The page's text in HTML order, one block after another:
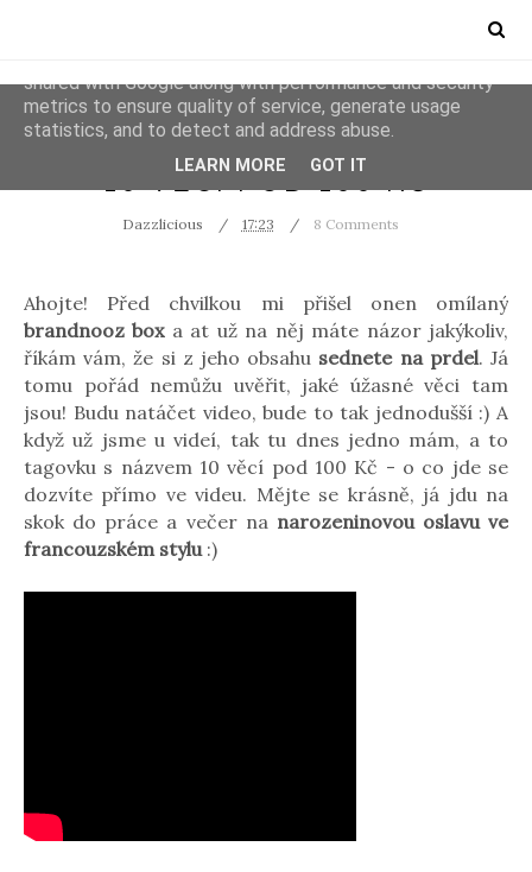
VIDEOS
10 VĚCÍ POD 100 KČ
Dazzlicious 17:23 8 Comments
Ahojte! Před chvilkou mi přišel onen omílaný
brandnooz boxa at už na něj máte názor jakýkoliv,
říkám vám, že si z jeho obsahu sednete na prdel. Já
tomu pořád nemůžu uvěřit, jaké úžasné věci tam
jsou! Budu natáčet video, bude to tak jednodušší :) A
když už jsme u videí, tak tu dnes jedno mám, a to
tagovku s názvem 10 věcí pod 100 Kč - o co jde se
dozvíte přímo ve videu. Mějte se krásně, já jdu na
skok do práce a večer na narozeninovou oslavu ve
francouzském stylu:)
This site uses cookies from Google to deliver its services
shared with Google along with performance and security
metrics to ensure quality of service, generate usage
statistics, and to detect and address abuse.
LEARN MORE GOT IT